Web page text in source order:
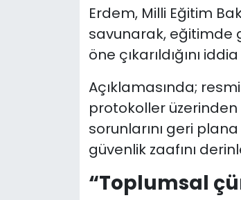
Erdem, Milli Eğitim
savunarak, eğitimde
öne çıkarıldığını
Açıklamasında;
protokoller
sorunlarını geri
güvenlik zaafını
“Toplumsal